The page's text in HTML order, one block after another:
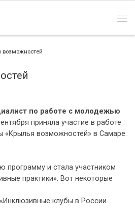
возможностей
по работе с молодежью
приняла участие в работе
«Крылья возможностей» в Самаре.
и стала участником
практики». Вот некоторые
клубы в России.